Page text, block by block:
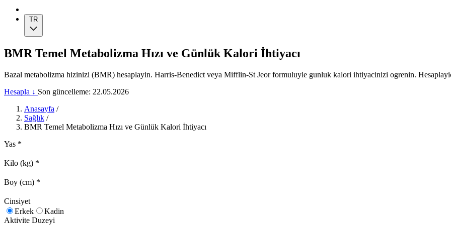
TR
BMR Temel Metabolizma Hızı ve Günlük Kalori İhtiyacı
Bazal metabolizma hizinizi (BMR) hesaplayin. Harris-Benedict veya Mifflin-St Jeor formuluyle gunluk kalori ihtiyacinizi ogrenin.
Hesapla ↓ Son güncelleme: 22.05.2026
Anasayfa /
Sağlık /
BMR Temel Metabolizma Hızı ve Günlük Kalori İhtiyacı
Yas *
Kilo (kg) *
Boy (cm) *
Cinsiyet
Erkek
Kadin
Aktivite Duzeyi